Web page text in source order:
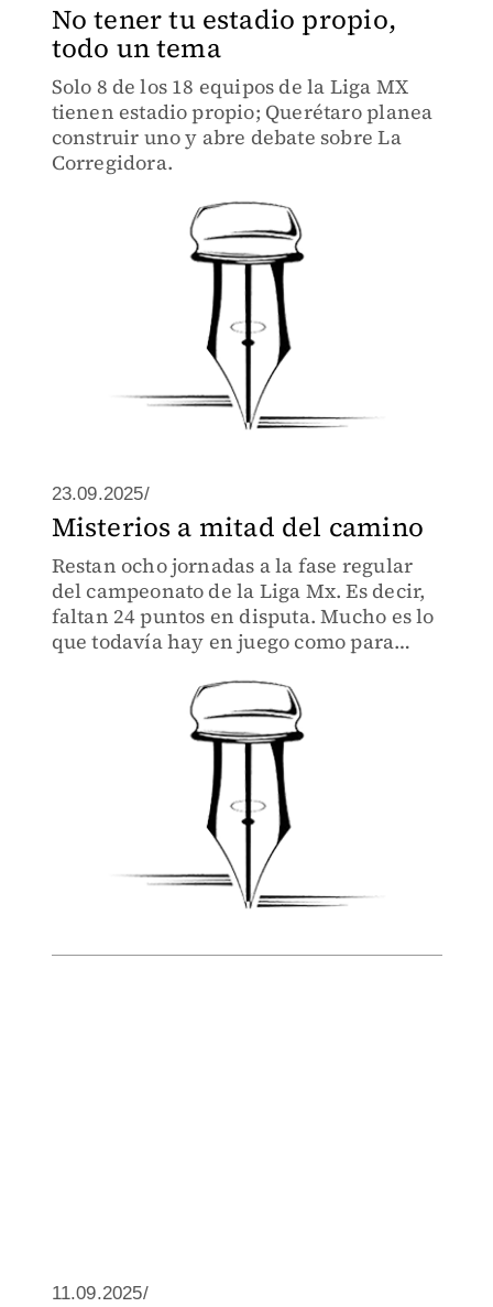
No tener tu estadio propio,
todo un tema
Solo 8 de los 18 equipos de la Liga MX
tienen estadio propio; Querétaro planea
construir uno y abre debate sobre La
Corregidora.
23.09.2025/
Misterios a mitad del camino
Restan ocho jornadas a la fase regular
del campeonato de la Liga Mx. Es decir,
faltan 24 puntos en disputa. Mucho es lo
que todavía hay en juego como para
11.09.2025/